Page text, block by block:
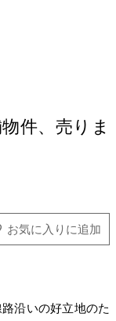
件、売りま
沿いの好立地のた